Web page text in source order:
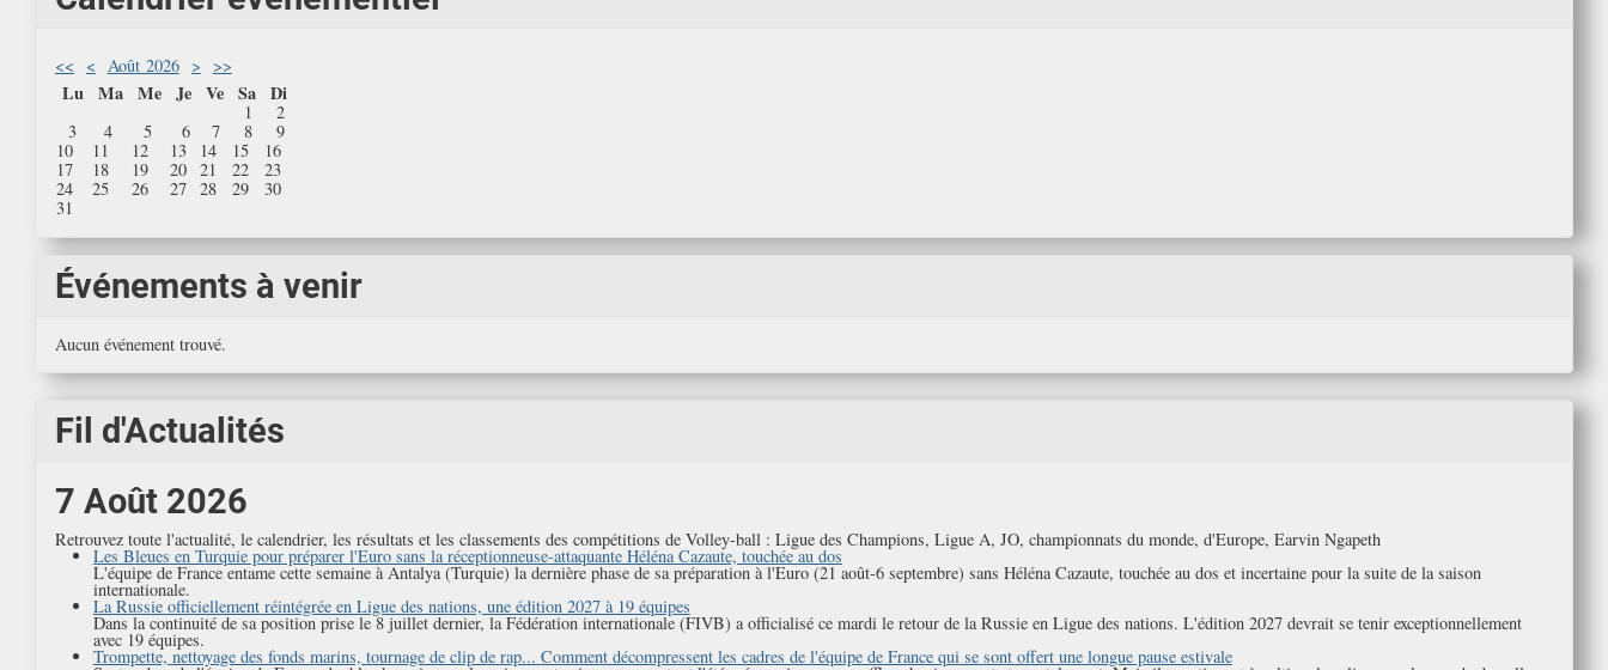
<< < Août 2026 > >>
Lu Ma Me Je Ve Sa Di
1
2
3
4 5 6 7 8
9
10
11 12 13 14 15
16
17
18 19 20 21 22
23
24
25 26 27 28 29
30
31
Événements à venir
Aucun événement trouvé.
Fil d'Actualités
7 Août 2026
Retrouvez toute l'actualité, le calendrier, les résultats et les classements des compétitions de Volley-ball : Ligue des Champions, Ligue A, JO, championnats du monde, d'Europe, Earvin Ngapeth
Les Bleues en Turquie pour préparer l'Euro sans la réceptionneuse-attaquante Héléna Cazaute, touchée au dos
L'équipe de France entame cette semaine à Antalya (Turquie) la dernière phase de sa préparation à l'Euro (21 août-6 septembre) sans Héléna Cazaute, touchée au dos et incertaine pour la suite de la saison
internationale.
La Russie officiellement réintégrée en Ligue des nations, une édition 2027 à 19 équipes
Dans la continuité de sa position prise le 8 juillet dernier, la Fédération internationale (FIVB) a officialisé ce mardi le retour de la Russie en Ligue des nations. L'édition 2027 devrait se tenir exceptionnellement
avec 19 équipes.
Trompette, nettoyage des fonds marins, tournage de clip de rap... Comment décompressent les cadres de l'équipe de France qui se sont offert une longue pause estivale